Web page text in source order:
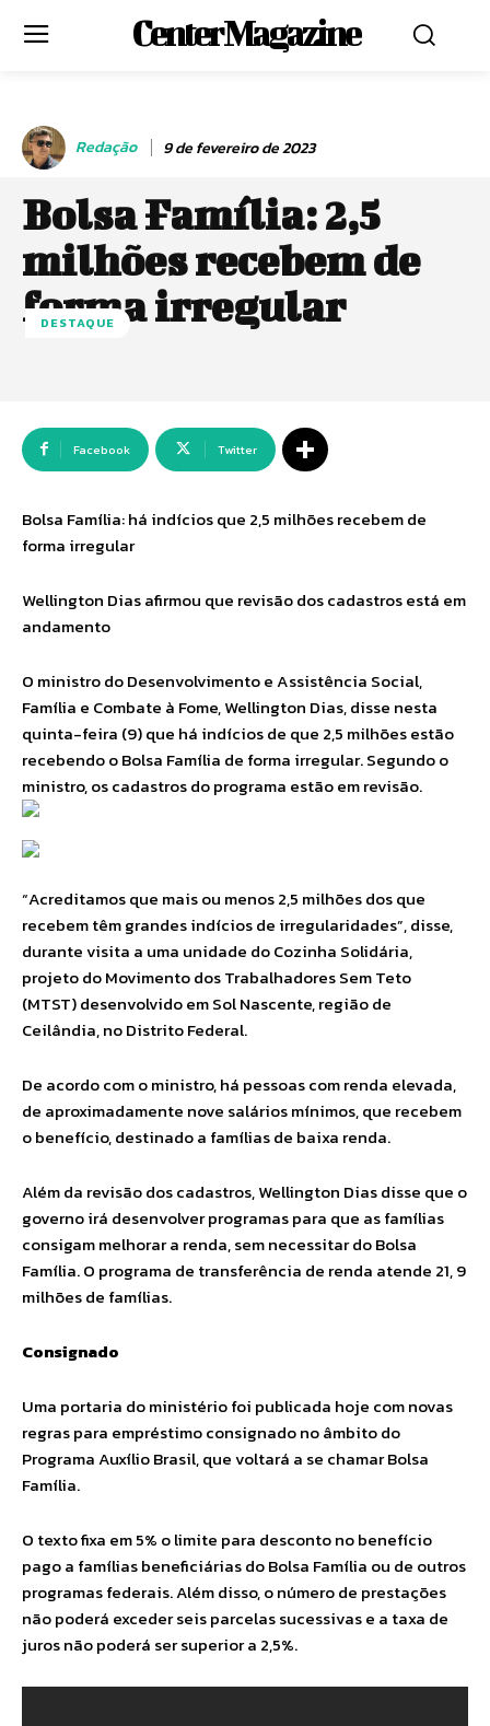
Center Magazine
Redação 9 de fevereiro de 2023
Bolsa Família: 2,5
milhões recebem de
forma irregular
DESTAQUE
Facebook Twitter
Bolsa Família: há indícios que 2,5 milhões recebem de
forma irregular
Wellington Dias afirmou que revisão dos cadastros está em
andamento
O ministro do Desenvolvimento e Assistência Social,
Família e Combate à Fome, Wellington Dias, disse nesta
quinta-feira (9) que há indícios de que 2,5 milhões estão
recebendo o Bolsa Família de forma irregular. Segundo o
ministro, os cadastros do programa estão em revisão.
“Acreditamos que mais ou menos 2,5 milhões dos que
recebem têm grandes indícios de irregularidades”, disse,
durante visita a uma unidade do Cozinha Solidária,
projeto do Movimento dos Trabalhadores Sem Teto
(MTST) desenvolvido em Sol Nascente, região de
Ceilândia, no Distrito Federal.
De acordo com o ministro, há pessoas com renda elevada,
de aproximadamente nove salários mínimos, que recebem
o benefício, destinado a famílias de baixa renda.
Além da revisão dos cadastros, Wellington Dias disse que o
governo irá desenvolver programas para que as famílias
consigam melhorar a renda, sem necessitar do Bolsa
Família. O programa de transferência de renda atende 21, 9
milhões de famílias.
Consignado
Uma portaria do ministério foi publicada hoje com novas
regras para empréstimo consignado no âmbito do
Programa Auxílio Brasil, que voltará a se chamar Bolsa
Família.
O texto fixa em 5% o limite para desconto no benefício
pago a famílias beneficiárias do Bolsa Família ou de outros
programas federais. Além disso, o número de prestações
não poderá exceder seis parcelas sucessivas e a taxa de
juros não poderá ser superior a 2,5%.